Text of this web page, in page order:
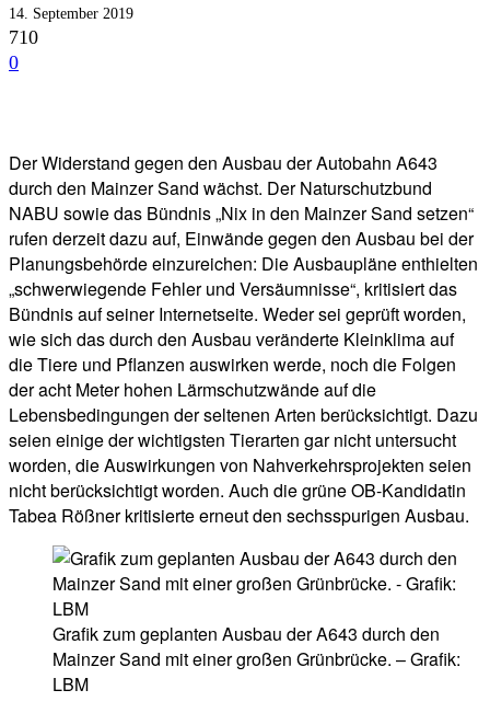
14. September 2019
710
0
Der Widerstand gegen den Ausbau der Autobahn A643
durch den Mainzer Sand wächst. Der Naturschutzbund
NABU sowie das Bündnis „Nix in den Mainzer Sand setzen“
rufen derzeit dazu auf, Einwände gegen den Ausbau bei der
Planungsbehörde einzureichen: Die Ausbaupläne enthielten
„schwerwiegende Fehler und Versäumnisse“, kritisiert das
Bündnis auf seiner Internetseite. Weder sei geprüft worden,
wie sich das durch den Ausbau veränderte Kleinklima auf
die Tiere und Pflanzen auswirken werde, noch die Folgen
der acht Meter hohen Lärmschutzwände auf die
Lebensbedingungen der seltenen Arten berücksichtigt. Dazu
seien einige der wichtigsten Tierarten gar nicht untersucht
worden, die Auswirkungen von Nahverkehrsprojekten seien
nicht berücksichtigt worden. Auch die grüne OB-Kandidatin
Tabea Rößner kritisierte erneut den sechsspurigen Ausbau.
Grafik zum geplanten Ausbau der A643 durch den
Mainzer Sand mit einer großen Grünbrücke. – Grafik:
LBM